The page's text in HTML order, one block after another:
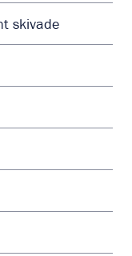
skivade